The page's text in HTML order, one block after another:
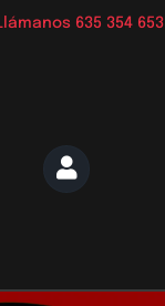
635 354 653